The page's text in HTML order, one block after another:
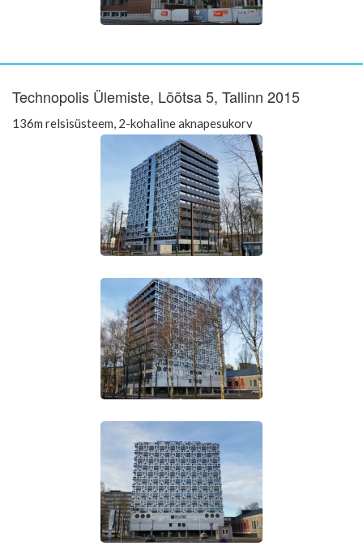
Technopolis Ülemiste, Lõõtsa 5, Tallinn 2015
136m relsisüsteem, 2-kohaline aknapesukorv